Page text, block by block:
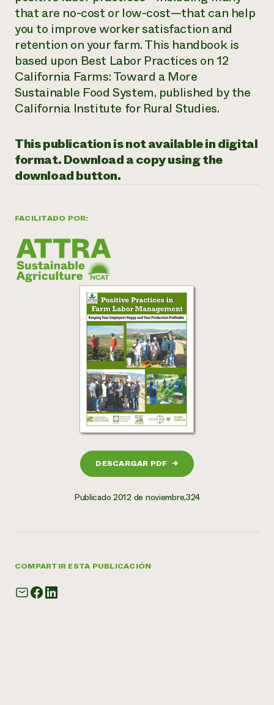
un
directa de
1-800-346-
FACILITADO POR:
DESCARGAR PDF →
Publicado 2012 de noviembre,324
COMPARTIR ESTA PUBLICACIÓN
that are no-cost or low-cost—that can help
you to improve worker satisfaction and
retention on your farm. This handbook is
based upon Best Labor Practices on 12
California Farms: Toward a More
Sustainable Food System, published by the
California Institute for Rural Studies.
This publication is not available in digital
format. Download a copy using the
download button.